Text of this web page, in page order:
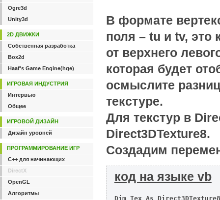
В формате
поля – tu и tv, это
от верхнего
которая будет
осмыслите
текстуре.
Для текстур в
Direct3DTexture8.
Создадим
код на языке vb
Dim Tex As Direct3DTexture8
Ogre3d
Unity3d
2D ДВИЖКИ
Собственная разработка
Box2d
Haaf's Game Engine(hge)
ИГРОВАЯ ИНДУСТРИЯ
Интервью
Общее
ИГРОВОЙ ДИЗАЙН
Дизайн уровней
ПРОГРАММИРОВАНИЕ ИГР
C++ для начинающих
DirectX
OpenGL
Алгоритмы